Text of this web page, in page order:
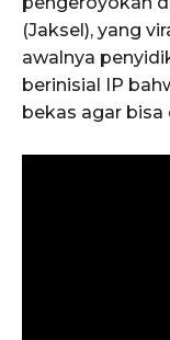
(Jaksel), yang
awalnya
berinisial IP
bekas agar bisa